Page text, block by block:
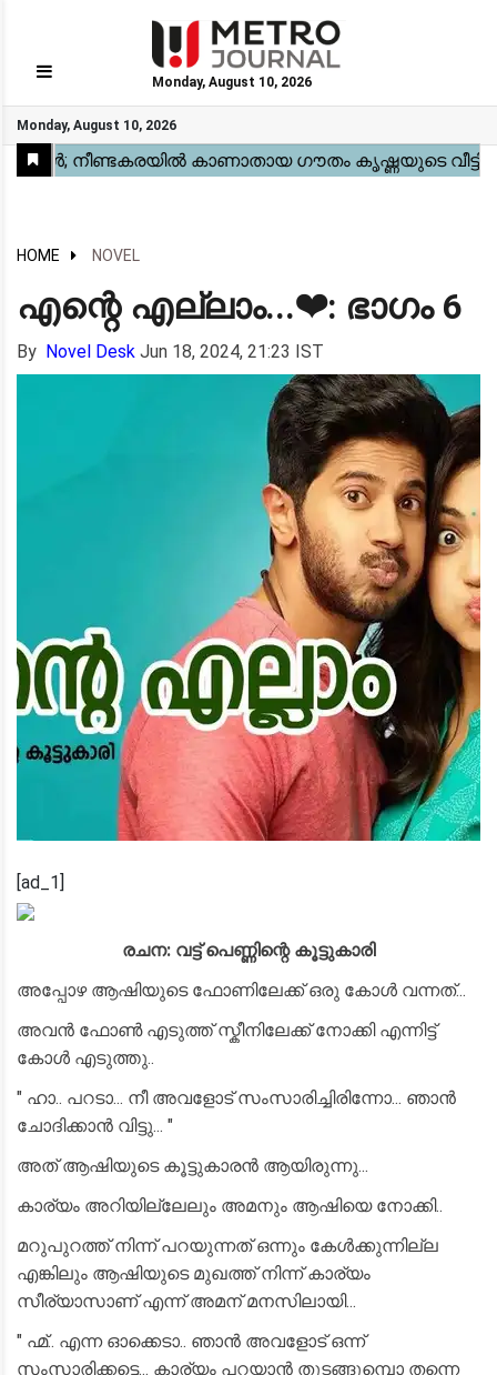
Monday, August 10, 2026
Monday, August 10, 2026
GO
Home
Kerala
National
Gulf
World
Sports
Movies
Health
Automobile
Travel
Education
Novel
Business
Technology
Webstory
HOME NOVEL
എന്റെ എല്ലാം...❤: ഭാഗം 6
By Novel Desk Jun 18, 2024, 21:23 IST
[ad_1]
രചന: വട്ട് പെണ്ണിന്റെ കൂട്ടുകാരി
അപ്പോഴ ആഷിയുടെ ഫോണിലേക്ക് ഒരു കോൾ വന്നത്...
അവൻ ഫോൺ എടുത്ത് സ്കീനിലേക്ക് നോക്കി എന്നിട്ട്
കോൾ എടുത്തു..
" ഹാ.. പറടാ... നീ അവളോട് സംസാരിച്ചിരിന്നോ... ഞാൻ
ചോദിക്കാൻ വിട്ടു... "
അത് ആഷിയുടെ കൂട്ടുകാരൻ ആയിരുന്നു...
കാര്യം അറിയില്ലേലും അമനും ആഷിയെ നോക്കി..
മറുപുറത്ത് നിന്ന് പറയുന്നത് ഒന്നും കേൾക്കുന്നില്ല
എങ്കിലും ആഷിയുടെ മുഖത്ത് നിന്ന് കാര്യം
സീര്യാസാണ് എന്ന് അമന് മനസിലായി...
" ഹ്മ്.. എന്ന ഓക്കെടാ.. ഞാൻ അവളോട് ഒന്ന്
സംസാരിക്കട്ടെ... കാര്യം പറയാൻ തുടങ്ങുമ്പൊ തന്നെ